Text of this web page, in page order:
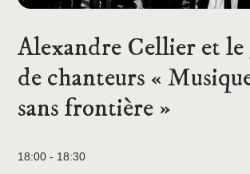
Alexandre Cellier et le
de chanteurs «
sans frontière »
18:00 - 18:30